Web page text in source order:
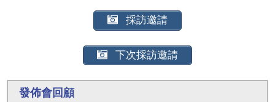
採訪邀請
下次採訪邀請
發佈會回顧